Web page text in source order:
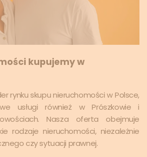
kupujemy w
rynku skupu nieruchomości w Polsce,
usługi również w Prószkowie i
Nasza oferta obejmuje
rodzaje nieruchomości, niezależnie
czy sytuacji prawnej.